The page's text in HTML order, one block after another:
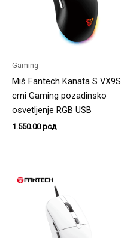
Gaming
Miš Fantech Kanata S VX9S
crni Gaming pozadinsko
osvetljenje RGB USB
1.550.00рсд